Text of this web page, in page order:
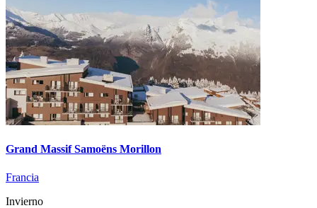
Grand Massif Samoëns Morillon
Francia
Invierno